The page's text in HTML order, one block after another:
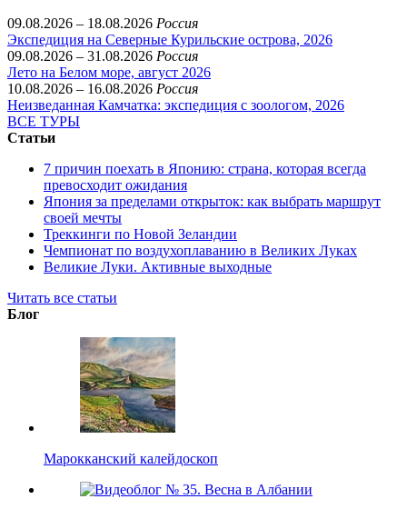
09.08.2026 – 18.08.2026 Россия
Экспедиция на Северные Курильские острова, 2026
09.08.2026 – 31.08.2026 Россия
Лето на Белом море, август 2026
10.08.2026 – 16.08.2026 Россия
Неизведанная Камчатка: экспедиция с зоологом, 2026
ВСЕ ТУРЫ
Статьи
7 причин поехать в Японию: страна, которая всегда
превосходит ожидания
Япония за пределами открыток: как выбрать маршрут
своей мечты
Треккинги по Новой Зеландии
Чемпионат по воздухоплаванию в Великих Луках
Великие Луки. Активные выходные
Читать все статьи
Блог
Марокканский калейдоскоп